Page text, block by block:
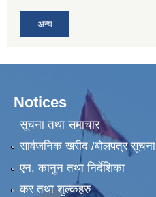
अन्य
Notices
सूचना तथा समाचार
सार्वजनिक खरीद /बोलपत्र सूचना
एन, कानुन तथा निर्देशिका
कर तथा शुल्कहरु